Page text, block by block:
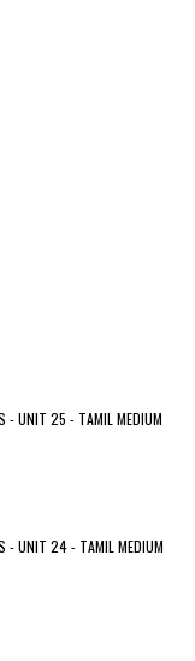
- UNIT 25 - TAMIL MEDIUM
- UNIT 24 - TAMIL MEDIUM